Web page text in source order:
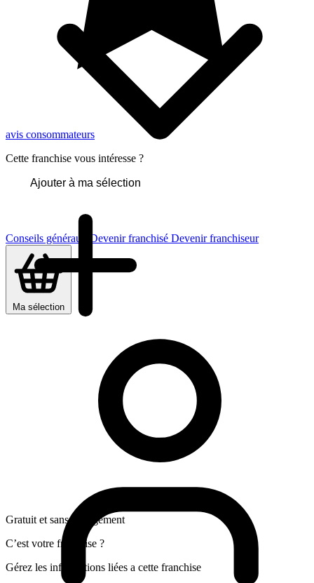
Conseils généraux Devenir franchisé Devenir franchiseur
Ma sélection
avis consommateurs
Cette franchise vous intéresse ?
Ajouter à ma sélection
Gratuit et sans engagement
C’est votre franchise ?
Gérez les informations liées a cette franchise